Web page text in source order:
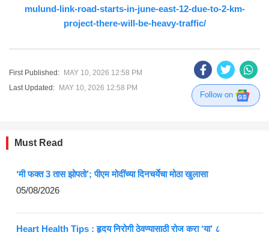
mulund-link-road-starts-in-june-east-12-due-to-2-km-
project-there-will-be-heavy-traffic/
First Published: MAY 10, 2026 12:58 PM
Last Updated: MAY 10, 2026 12:58 PM
Follow on
Must Read
‘मी फक्त 3 तास झोपतो’; पीएम मोदींच्या दिनचर्येचा मोठा खुलासा
05/08/2026
Heart Health Tips : हृदय निरोगी ठेवण्यासाठी रोज करा ‘या’ ८